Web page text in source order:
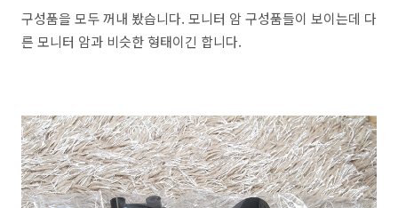
구성품을 모두 꺼내 봤습니다. 모니터 암 구성품들이 보이는데 다
른 모니터 암과 비슷한 형태이긴 합니다.